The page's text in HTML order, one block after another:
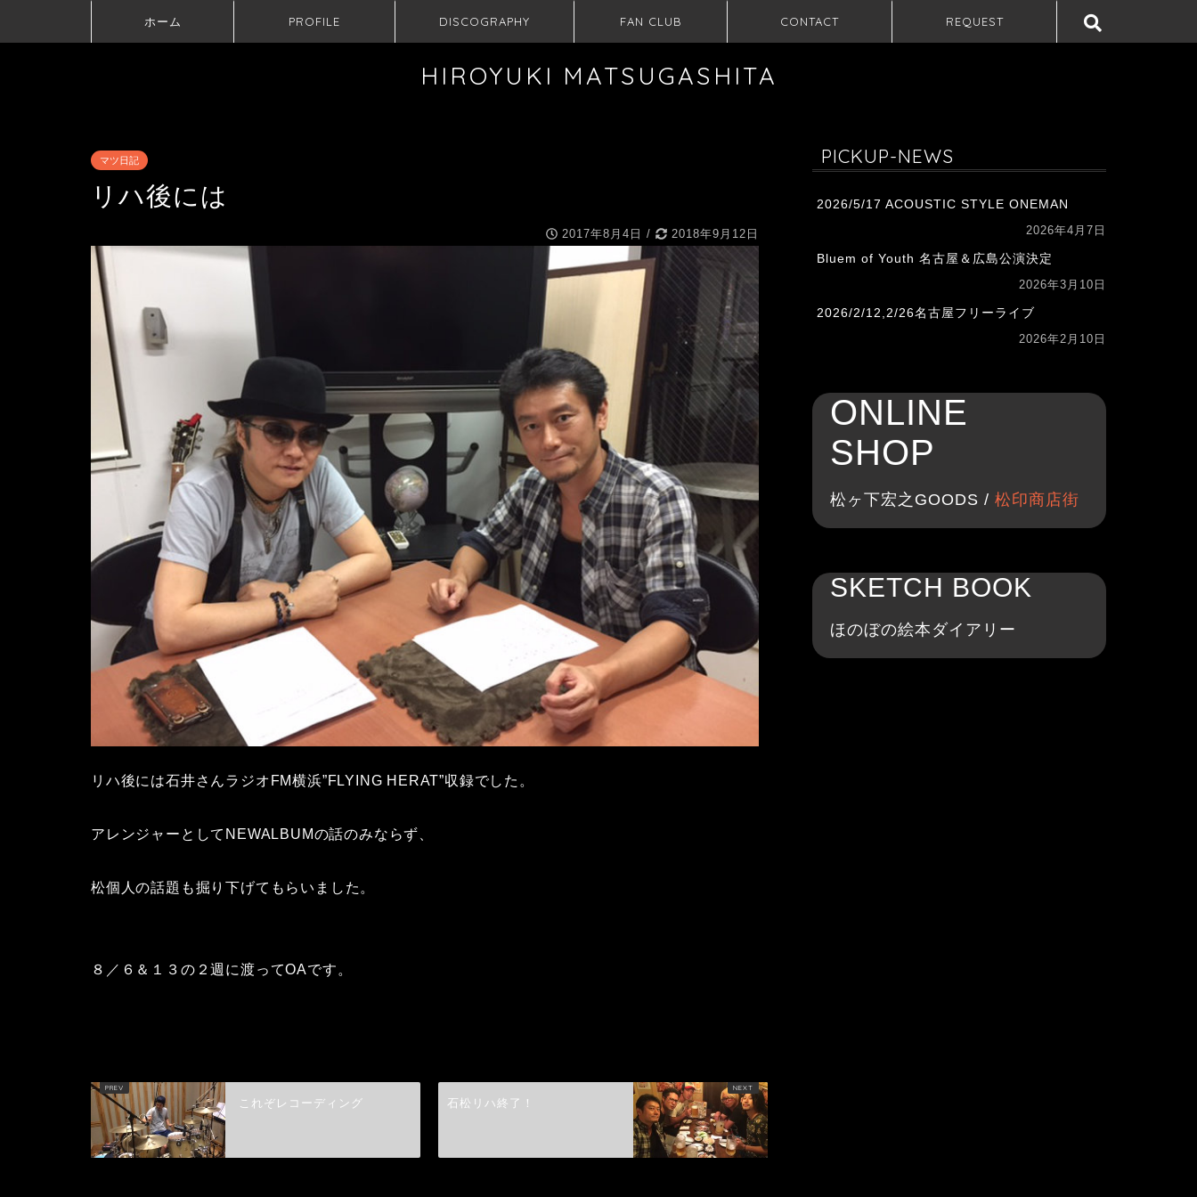
ホーム PROFILE DISCOGRAPHY FAN CLUB CONTACT REQUEST
HIROYUKI MATSUGASHITA
マツ日記
リハ後には
2017年8月4日 / 2018年9月12日
リハ後には石井さんラジオFM横浜”FLYING HERAT”収録でした。
アレンジャーとしてNEWALBUMの話のみならず、
松個人の話題も掘り下げてもらいました。
８／６＆１３の２週に渡ってOAです。
これぞレコーディング 石松リハ終了！
PICKUP-NEWS
2026/5/17 ACOUSTIC STYLE ONEMAN
2026年4月7日
Bluem of Youth 名古屋＆広島公演決定
2026年3月10日
2026/2/12,2/26名古屋フリーライブ
2026年2月10日
ONLINE
SHOP
松ヶ下宏之GOODS / 松印商店街
SKETCH BOOK
ほのぼの絵本ダイアリー